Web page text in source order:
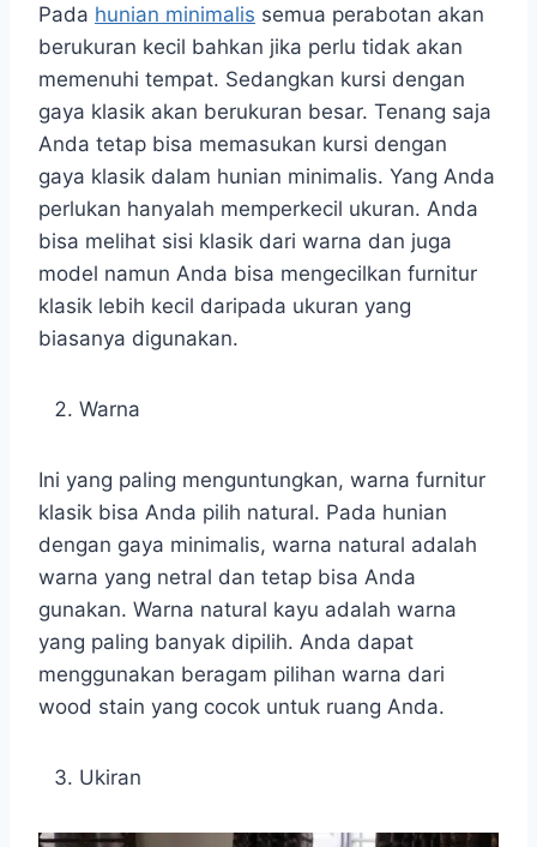
Pada hunian minimalis semua perabotan akan
berukuran kecil bahkan jika perlu tidak akan
memenuhi tempat. Sedangkan kursi dengan
gaya klasik akan berukuran besar. Tenang saja
Anda tetap bisa memasukan kursi dengan
gaya klasik dalam hunian minimalis. Yang Anda
perlukan hanyalah memperkecil ukuran. Anda
bisa melihat sisi klasik dari warna dan juga
model namun Anda bisa mengecilkan furnitur
klasik lebih kecil daripada ukuran yang
biasanya digunakan.
Warna
Ini yang paling menguntungkan, warna furnitur
klasik bisa Anda pilih natural. Pada hunian
dengan gaya minimalis, warna natural adalah
warna yang netral dan tetap bisa Anda
gunakan. Warna natural kayu adalah warna
yang paling banyak dipilih. Anda dapat
menggunakan beragam pilihan warna dari
wood stain yang cocok untuk ruang Anda.
Ukiran